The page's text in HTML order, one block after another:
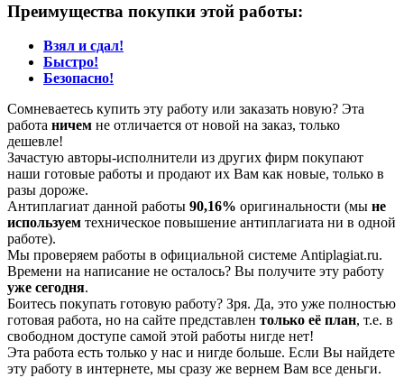
Преимущества покупки этой работы:
Взял и сдал!
Быстро!
Безопасно!
Сомневаетесь купить эту работу или заказать новую? Эта
работа ничем не отличается от новой на заказ, только
дешевле!
Зачастую авторы-исполнители из других фирм покупают
наши готовые работы и продают их Вам как новые, только в
разы дороже.
Антиплагиат данной работы 90,16% оригинальности (мы не
используем техническое повышение антиплагиата ни в одной
работе).
Мы проверяем работы в официальной системе Аntiplagiat.ru.
Времени на написание не осталось? Вы получите эту работу
уже сегодня.
Боитесь покупать готовую работу? Зря. Да, это уже полностью
готовая работа, но на сайте представлен только её план, т.е. в
свободном доступе самой этой работы нигде нет!
Эта работа есть только у нас и нигде больше. Если Вы найдете
эту работу в интернете, мы сразу же вернем Вам все деньги.